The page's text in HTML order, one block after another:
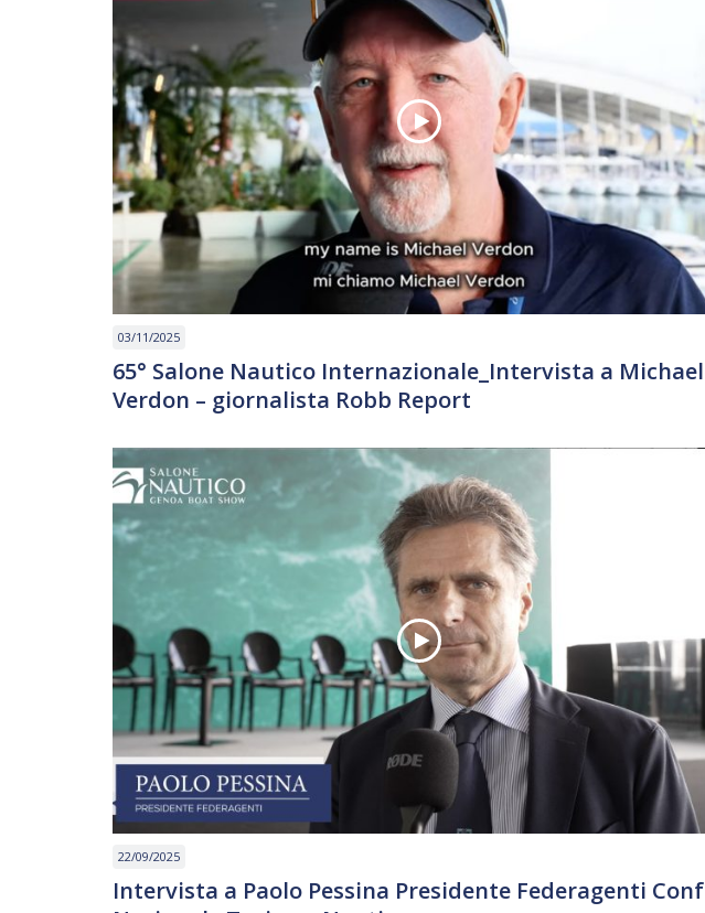
03/11/2025
65° Salone Nautico Internazionale_Intervista a Michael
Verdon – giornalista Robb Report
22/09/2025
Intervista a Paolo Pessina Presidente Federagenti Conf